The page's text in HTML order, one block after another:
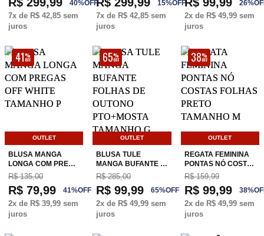
R$ 299,99 40%OFF
7x de R$ 42,85 sem
juros
R$ 299,99 15%OFF
7x de R$ 42,85 sem
juros
R$ 99,99 26%
2x de R$ 49,99sem
juros
41%
OFF
OUTLET
BLUSA MANGA
LONGA COM PRE…
R$ 135,00
R$ 79,99 41%OFF
2x de R$ 39,99 sem
juros
65%
OFF
OUTLET
BLUSA TULE
MANGA BUFANTE …
R$ 285,00
R$ 99,99 65%OFF
2x de R$ 49,99 sem
juros
38%
OFF
OUTLET
REGATA FEMININA
PONTAS NÓ COST…
R$ 159,99
R$ 99,99 38%
2x de R$ 49,99sem
juros